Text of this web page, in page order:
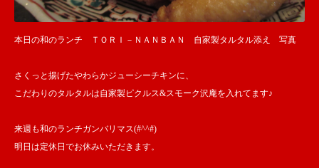
本日の和のランチ ＴＯＲＩ－ＮＡＮＢＡＮ 自家製タルタル添え 写真
さくっと揚げたやわらかジューシーチキンに、
こだわりのタルタルは自家製ピクルス&スモーク沢庵を入れてます♪
来週も和のランチガンバリマス(#^^#)
明日は定休日でお休みいただきます。